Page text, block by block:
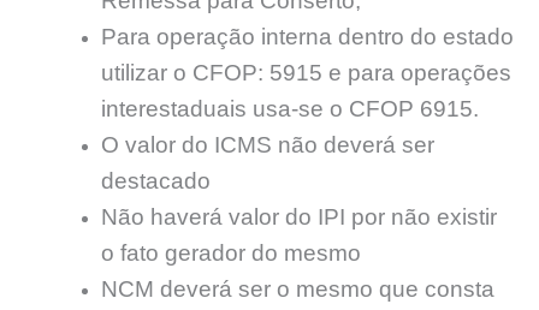
Para operação interna dentro do estado
utilizar o CFOP: 5915 e para operações
interestaduais usa-se o CFOP 6915.
O valor do ICMS não deverá ser
destacado
Não haverá valor do IPI por não existir
o fato gerador do mesmo
NCM deverá ser o mesmo que consta